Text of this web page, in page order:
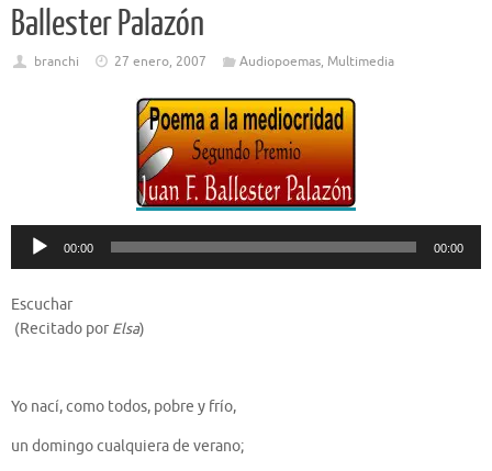
Ballester Palazón
branchi 27 enero, 2007 Audiopoemas, Multimedia
Reproductor
00:00 00:00
Escuchar
(Recitado por Elsa)
Yo nací, como todos, pobre y frío,
un domingo cualquiera de verano;